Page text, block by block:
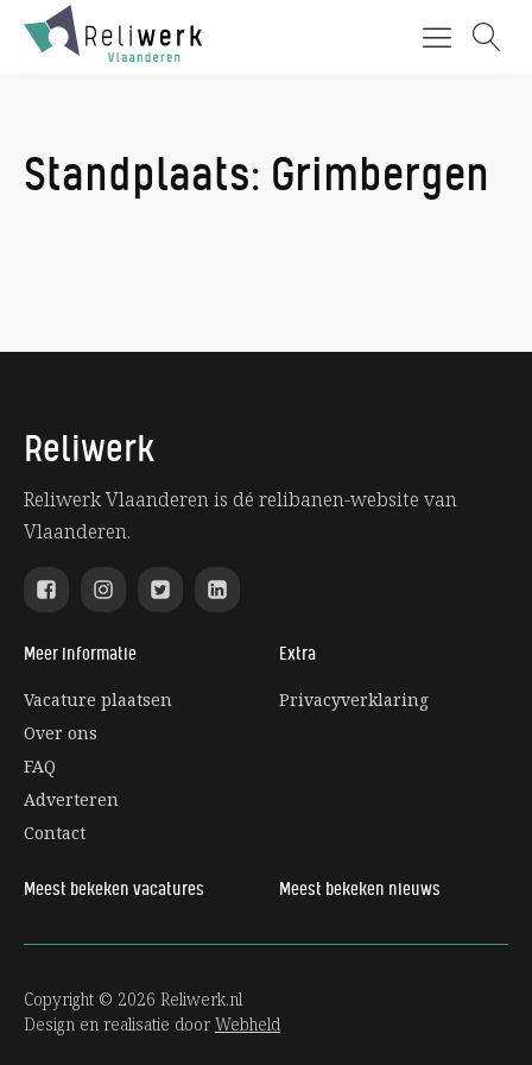
Standplaats: Grimbergen
Reliwerk
Reliwerk Vlaanderen is dé relibanen-website van
Vlaanderen.
Meer informatie
Vacature plaatsen
Over ons
FAQ
Adverteren
Contact
Extra
Privacyverklaring
Meest bekeken vacatures Meest bekeken nieuws
Copyright © 2026 Reliwerk.nl
Design en realisatie door Webheld